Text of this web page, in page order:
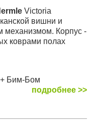
Victoria
вишни и
Корпус -
коврами полах
+ Бим-Бом
подробнее >>